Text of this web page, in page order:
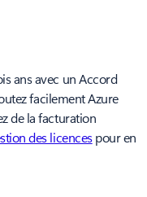
ans avec un Accord
facilement Azure
de la facturation
des licencespour en